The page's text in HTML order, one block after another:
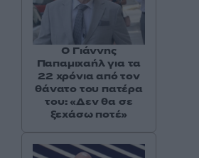
Ο Γιάννης
Παπαμιχαήλ για τα
22 χρόνια από τον
θάνατο του πατέρα
του: «Δεν θα σε
ξεχάσω ποτέ»